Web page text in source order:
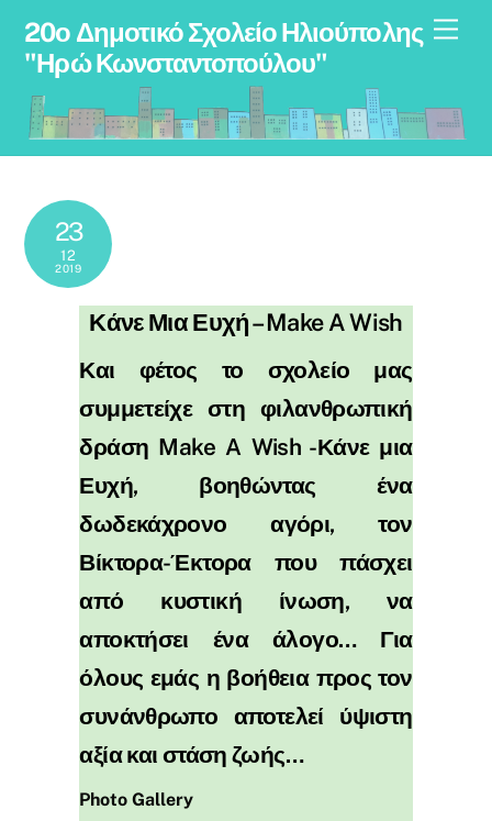
content
20ο Δημοτικό Σχολείο Ηλιούπολης
"Ηρώ Κωνσταντοπούλου"
23
12
2019
Κάνε Μια Ευχή – Make A Wish
Και φέτος το σχολείο μας
συμμετείχε στη φιλανθρωπική
δράση Make A Wish -Κάνε μια
Ευχή, βοηθώντας ένα
δωδεκάχρονο αγόρι, τον
Βίκτορα-Έκτορα που πάσχει
από κυστική ίνωση, να
αποκτήσει ένα άλογο… Για
όλους εμάς η βοήθεια προς τον
συνάνθρωπο αποτελεί ύψιστη
αξία και στάση ζωής…
Photo Gallery